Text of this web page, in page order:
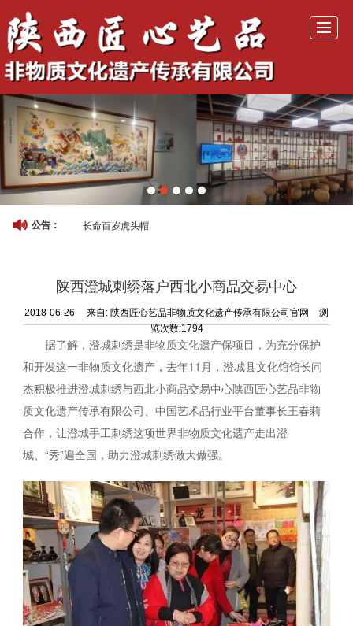
首页 公司介绍 产品展示 历年活动 活动照片
非遗研学 新闻动态 联系我们
公告： 长命百岁虎头帽
陕西澄城刺绣落户西北小商品交易中心
2018-06-26 来自: 陕西匠心艺品非物质文化遗产传承有限公司官网
浏
览次数:1794
据了解，澄城刺绣是非物质文化遗产保项目，为充分保护
和开发这一非物质文化遗产，去年11月，澄城县文化馆馆长问
杰积极推进澄城刺绣与西北小商品交易中心陕西匠心艺品非物
质文化遗产传承有限公司、中国艺术品行业平台董事长王春莉
合作，让澄城手工刺绣这项世界非物质文化遗产走出澄
城、“秀”遍全国，助力澄城刺绣做大做强。